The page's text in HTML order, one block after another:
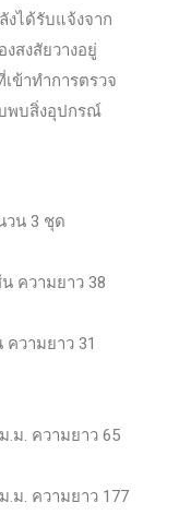
งได้รับแจ้งจาก
สงสัยวางอยู่
ข้าทำการตรวจ
พบสิ่งอุปกรณ์
วน 3 ชุด
ความยาว 38
วามยาว 31
ม. ความยาว 65
ม. ความยาว 177